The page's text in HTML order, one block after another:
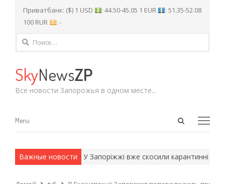
Приватбанк: ($) 1 USD : 44.50-45.05 1 EUR
: 51.35-52.08
100 RUR
: -
Найти:
SkyNewsZP
Все новости Запорожья в одном месте...
Open
Menu
Menu
Важные новости
методы. У Запоріжжі вже скосили карантинні